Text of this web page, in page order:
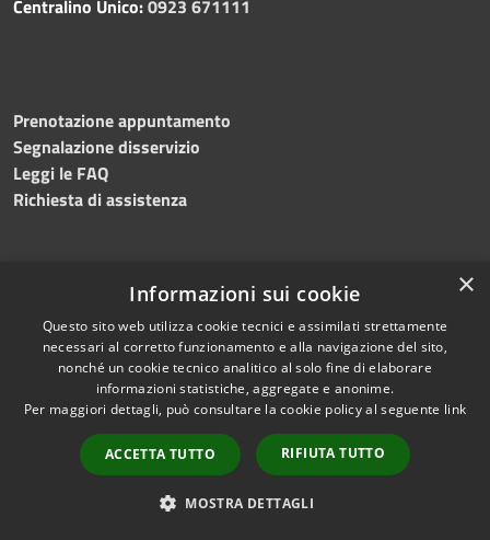
Centralino Unico:0923 671111
Prenotazione appuntamento
Segnalazione disservizio
Leggi le FAQ
Richiesta di assistenza
Amministrazione trasparente
Albo pretorio
Informativa privacy
Note legali
Dichiarazione di accessibilità
Videosorveglianza - Informazioni di Livello 2
×
Informazioni sui cookie
Questo sito web utilizza cookie tecnici e assimilati strettamente
necessari al corretto funzionamento e alla navigazione del sito,
nonché un cookie tecnico analitico al solo fine di elaborare
informazioni statistiche, aggregate e anonime.
Per maggiori dettagli, può consultare la cookie policy al seguente link
ACCETTA TUTTO RIFIUTA TUTTO
MOSTRA DETTAGLI